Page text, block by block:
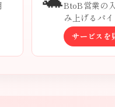
BtoB営業の
み上げるパ
サービス